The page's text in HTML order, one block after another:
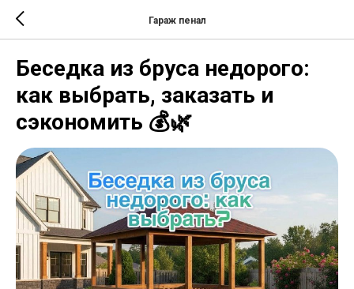
Гараж пенал
Беседка из бруса недорого:
как выбрать, заказать и
сэкономить 💰🌿